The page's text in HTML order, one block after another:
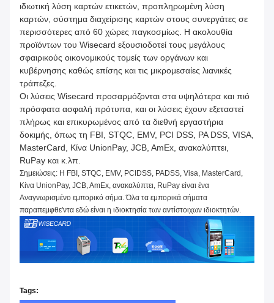
ιδιωτική λύση καρτών ετικετών, προπληρωμένη λύση
καρτών, σύστημα διαχείρισης καρτών στους συνεργάτες σε
περισσότερες από 60 χώρες παγκοσμίως. Η ακολουθία
προϊόντων του Wisecard εξουσιοδοτεί τους μεγάλους
σφαιρικούς οικονομικούς τομείς των οργάνων και
κυβέρνησης καθώς επίσης και τις μικρομεσαίες λιανικές
τράπεζες.
Οι λύσεις Wisecard προσαρμόζονται στα υψηλότερα και πιό
πρόσφατα ασφαλή πρότυπα, και οι λύσεις έχουν εξεταστεί
πλήρως και επικυρωμένος από τα διεθνή εργαστήρια
δοκιμής, όπως τη FBI, STQC, EMV, PCI DSS, PA DSS, VISA,
MasterCard, Κίνα UnionPay, JCB, AmEx, ανακαλύπτει,
RuPay και κ.λπ.
Σημειώσεις: Η FBI, STQC, EMV, PCIDSS, PADSS, Visa, MasterCard,
Κίνα UnionPay, JCB, AmEx, ανακαλύπτει, RuPay είναι ένα
Αναγνωρισμένο εμπορικό σήμα. Όλα τα εμπορικά σήματα
παραπεμφθε'ντα εδώ είναι η ιδιοκτησία των αντίστοιχων ιδιοκτητών.
Tags: